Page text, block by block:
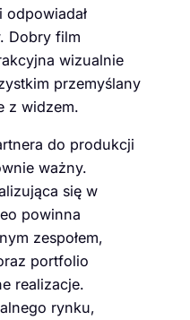
odpowiadał
Dobry film
wizualnie
przemyślany
z widzem.
do produkcji
ważny.
się w
powinna
zespołem,
portfolio
realizacje.
rynku,